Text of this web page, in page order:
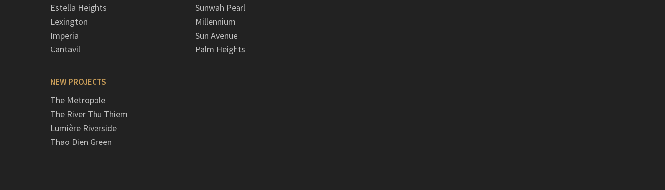
Estella Heights
Lexington
Imperia
Cantavil
NEW PROJECTS
The Metropole
The River Thu Thiem
Lumière Riverside
Thao Dien Green
Sunwah Pearl
Millennium
Sun Avenue
Palm Heights